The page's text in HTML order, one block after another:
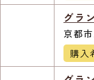
グラ
京都
購入